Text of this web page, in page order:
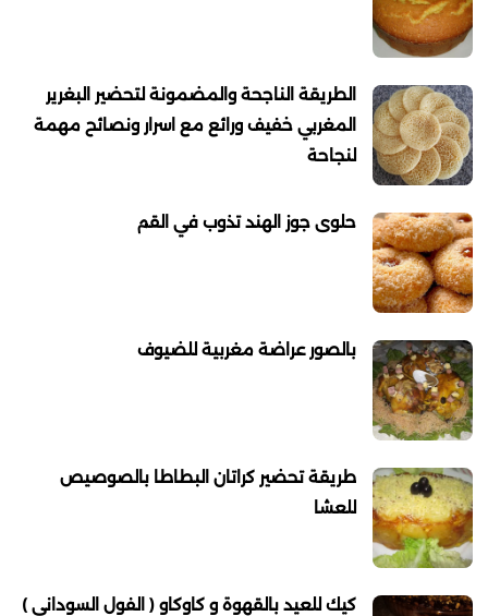
الطريقة الناجحة والمضمونة لتحضير البغرير
المغربي خفيف ورائع مع اسرار ونصائح مهمة
لنجاحة
حلوى جوز الهند تذوب في القم
بالصور عراضة مغربية للضيوف
طريقة تحضير كراتان البطاطا بالصوصيص
للعشا
كيك للعيد بالقهوة و كاوكاو ( الفول السوداني )